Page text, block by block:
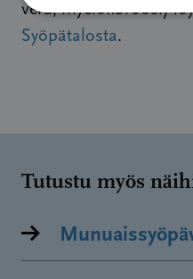
vera, myelofibroosi)
Syöpätalosta.
Tutustu myös